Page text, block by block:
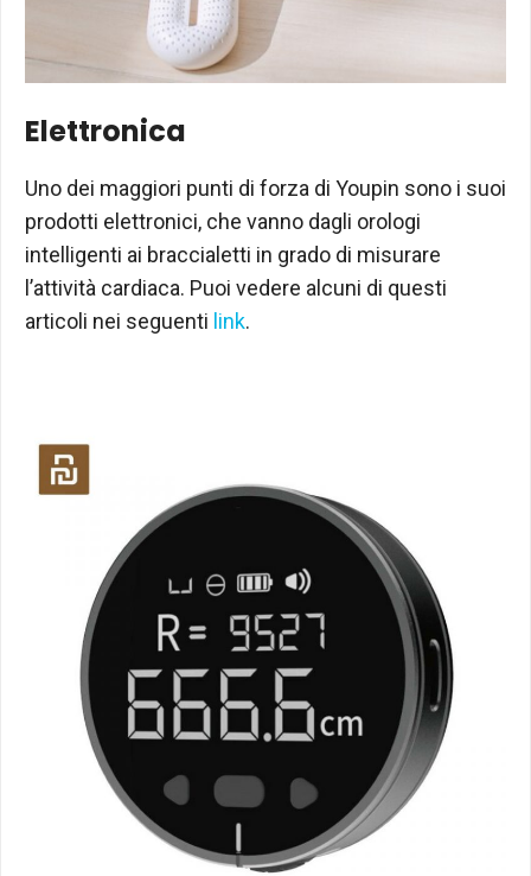
Elettronica
Uno dei maggiori punti di forza di Youpin sono i suoi
prodotti elettronici, che vanno dagli orologi
intelligenti ai braccialetti in grado di misurare
l’attività cardiaca. Puoi vedere alcuni di questi
articoli nei seguenti link.